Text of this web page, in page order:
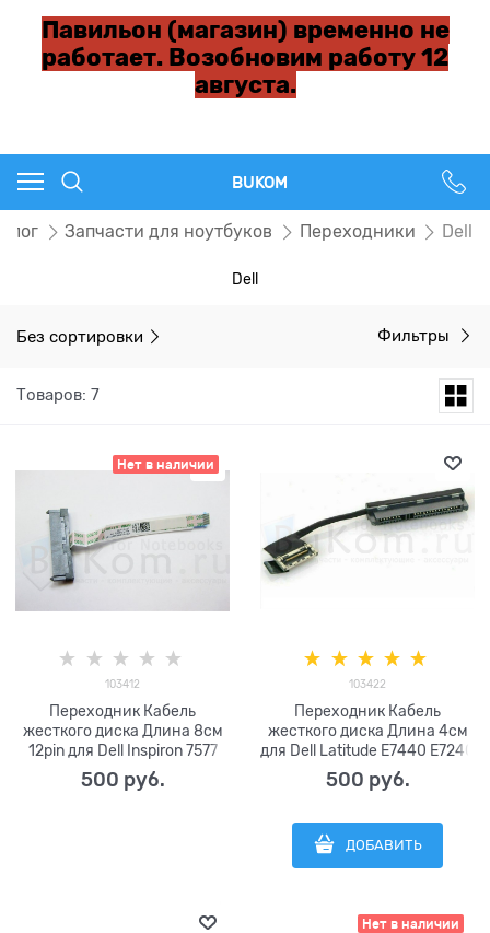
Павильон (магазин) временно не
работает. Возобновим работу 12
августа.
BUKOM
Запчасти для ноутбуков Переходники Dell
Dell
Без сортировки Фильтры
Товаров: 7
Нет в наличии
103412
Переходник Кабель
жесткого диска Длина 8см
12pin для Dell Inspiron 7577
7587 7588 серии 0T0GN3
NBX00027L00 CKF50
500 руб.
103422
Переходник Кабель
жесткого диска Длина 4см
для Dell Latitude E7440 E7240
серии DC02C004K00
0HH0YC DC02C006Q00
500 руб.
ДОБАВИТЬ
Нет в наличии